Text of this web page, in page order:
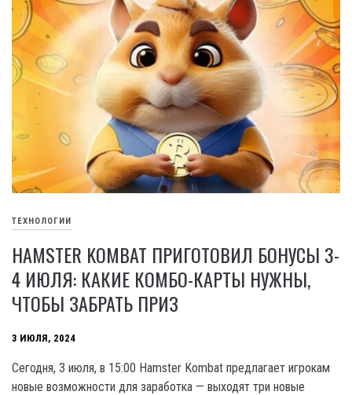
ТЕХНОЛОГИИ
HAMSTER KOMBAT ПРИГОТОВИЛ БОНУСЫ 3-
4 ИЮЛЯ: КАКИЕ КОМБО-КАРТЫ НУЖНЫ,
ЧТОБЫ ЗАБРАТЬ ПРИЗ
3 ИЮЛЯ, 2024
Сегодня, 3 июля, в 15:00 Hamster Kombat предлагает игрокам
новые возможности для заработка — выходят три новые